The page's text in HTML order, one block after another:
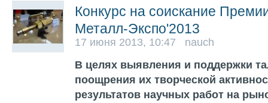
Конкурс на соискание
Металл-Экспо'2013
17 июня 2013, 10:47 nauch
В целях выявления и поддержки
поощрения их творческой
результатов научных работ на